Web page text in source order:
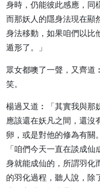
身時，仍能彼此感應，同
而那妖人的隱身法現在顯
身法移動，如果咱們以比
遁形了。」
眾女都噢了一聲，又齊道
笑。
楊過又道︰「其實我與那
應該還在妖凡之間，還沒
卵，或是對他的修為有關
「咱們今天一直在談成
身就能成仙的，所謂羽化
的羽化過程，聽人說，除